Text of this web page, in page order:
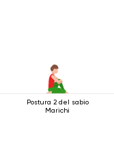
Postura 2 del sabio
Marichi